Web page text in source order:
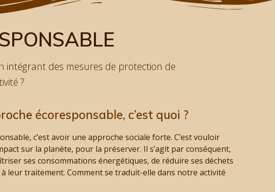
intégrant des mesures de protection de
?
écoresponsable, c’est quoi ?
c’est avoir une approche sociale forte. C’est vouloir
sur la planète, pour la préserver. Il s’agit par conséquent,
ses consommations énergétiques, de réduire ses déchets
leur traitement. Comment se traduit-elle dans notre activité